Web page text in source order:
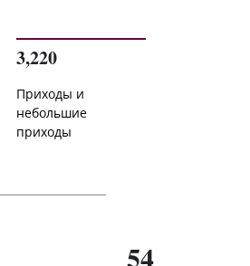
3,220
Приходы и
небольшие
приходы
54